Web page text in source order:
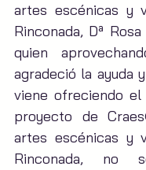
artes escénicas y
Rinconada, Dª
quien
agradeció la ayuda
viene ofreciendo
proyecto de
artes escénicas y
Rinconada,